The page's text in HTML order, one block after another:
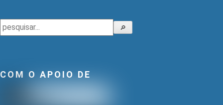
Pesquisar 🔎
COM O APOIO DE